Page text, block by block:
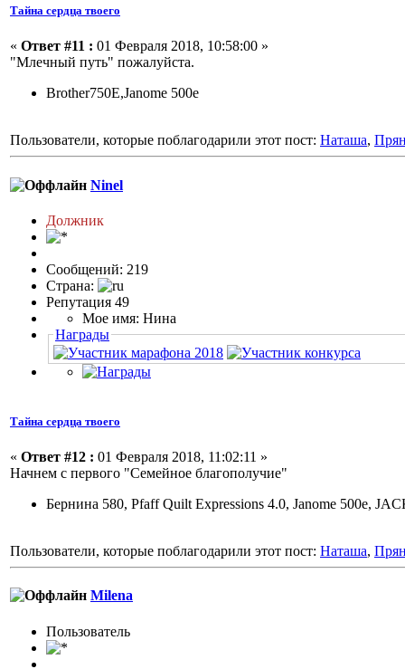
Тайна сердца твоего
« Ответ #11 : 01 Февраля 2018, 10:58:00 »
"Млечный путь" пожалуйста.
Brother750E,Janome 500e
Пользователи, которые поблагодарили этот пост: Наташа,
Ninel
Должник
Сообщений: 219
Страна:
Репутация 49
Мое имя: Нина
Награды
Тайна сердца твоего
« Ответ #12 : 01 Февраля 2018, 11:02:11 »
Начнем с первого "Семейное благополучие"
Бернина 580, Pfaff Quilt Expressions 4.0, Janome 500e,
Пользователи, которые поблагодарили этот пост: Наташа,
Milena
Пользовaтeль